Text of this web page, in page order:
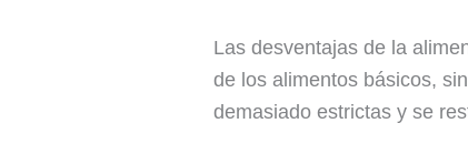
Las desventajas de la
de los alimentos básicos,
demasiado estrictas y se